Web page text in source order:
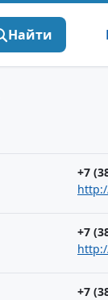
Найти
+7
+7
+7